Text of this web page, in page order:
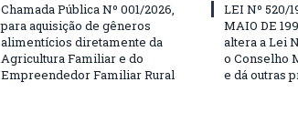
Chamada Pública Nº 001/2026,
para aquisição de gêneros
alimentícios diretamente da
Agricultura Familiar e do
Empreendedor Familiar Rural
LEI Nº 520/
MAIO DE
altera a Lei
o Conselho
e dá outras